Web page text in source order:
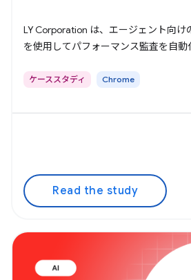
LY Corporation は、エージェント向け
を使用してパフォーマンス監査を自動
ケーススタディ Chrome
Read the study